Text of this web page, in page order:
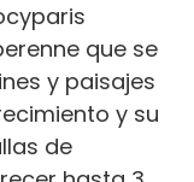
que se
y paisajes
y su
de